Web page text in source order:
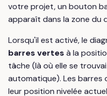
votre projet, un bouton
apparaît dans la zone du
Lorsqu'il est activé, le
barres vertes à la
tâche (là où elle se
automatique). Les
leur position nivelée